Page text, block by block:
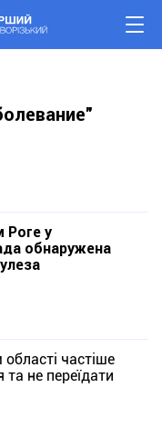
Роге у
обнаружена
частіше
не переїдати